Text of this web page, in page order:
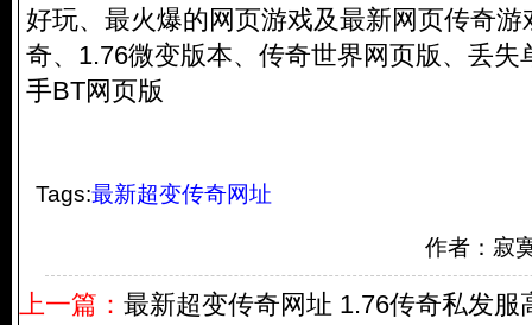
好玩、最火爆的网页游戏及最新网页传奇
奇、1.76微变版本、传奇世界网页版、丢失
手BT网页版
Tags:最新超变传奇网址
作者：寂
上一篇： 最新超变传奇网址 1.76传奇私发服